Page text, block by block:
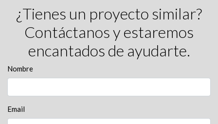
¿Tienes un proyecto similar?
Contáctanos y estaremos
encantados de ayudarte.
Nombre
Email